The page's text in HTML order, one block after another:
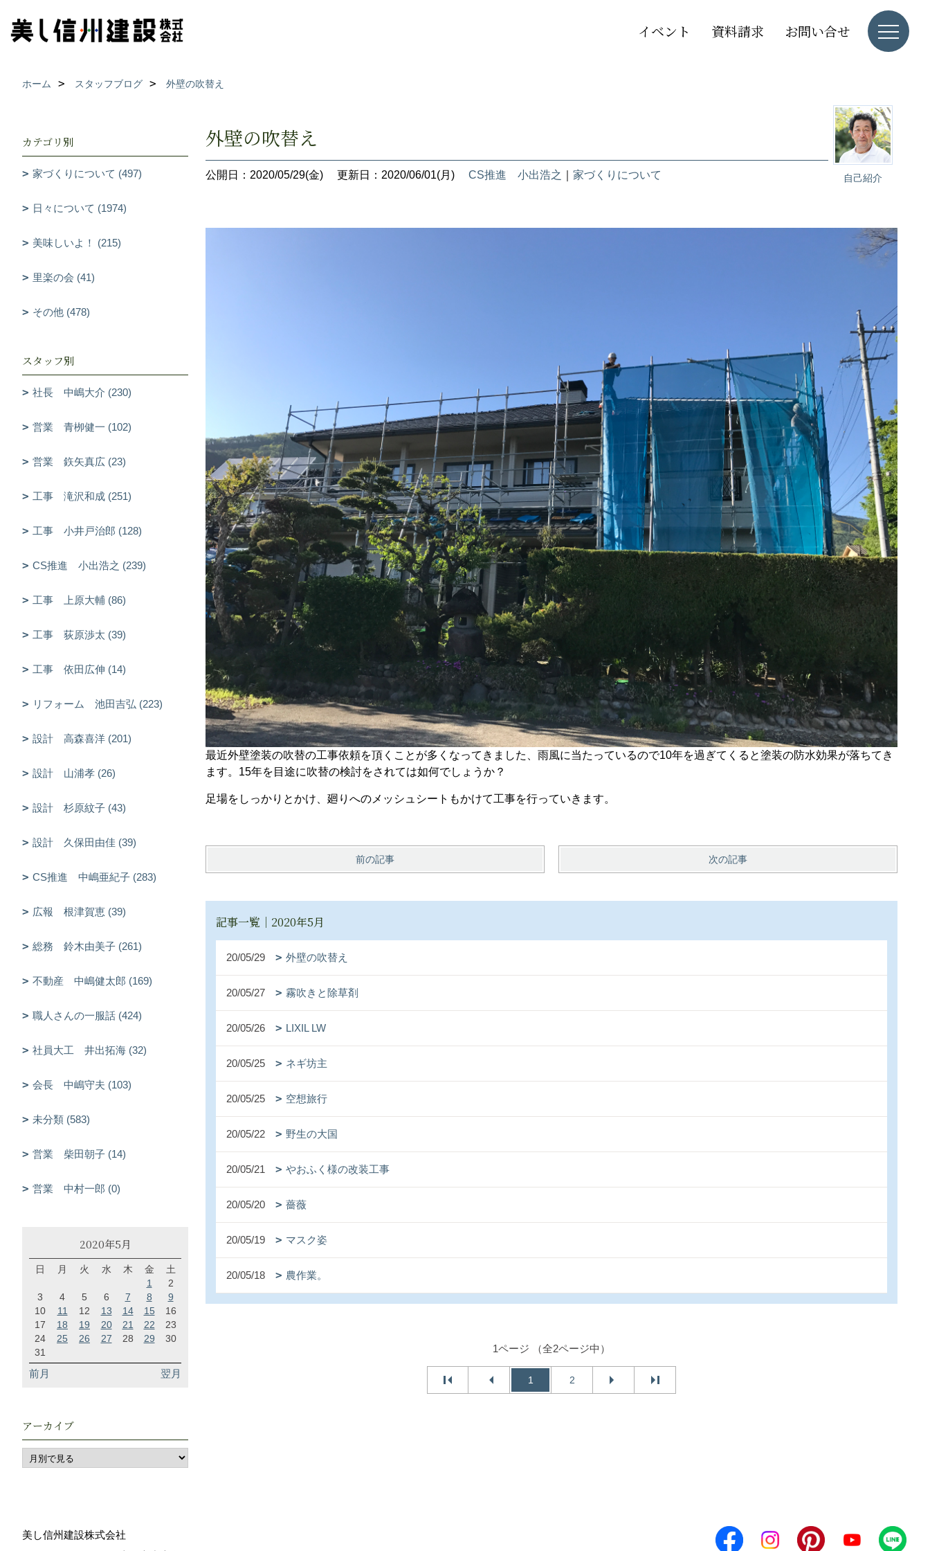
イベント 資料請求 お問い合せ
ホーム スタッフブログ 外壁の吹替え
自己紹介
外壁の吹替え
公開日：2020/05/29(金) 更新日：2020/06/01(月) CS推進 小出浩之 家づくりについて
最近外壁塗装の吹替の工事依頼を頂くことが多くなってきました、雨風に当たっているので10年を過ぎてくると塗装の防水効果が落ちてき
ます。15年を目途に吹替の検討をされては如何でしょうか？
足場をしっかりとかけ、廻りへのメッシュシートもかけて工事を行っていきます。
前の記事 次の記事
記事一覧｜2020年5月
20/05/29 外壁の吹替え
20/05/27 霧吹きと除草剤
20/05/26 LIXIL LW
20/05/25 ネギ坊主
20/05/25 空想旅行
20/05/22 野生の大国
20/05/21 やおふく様の改装工事
20/05/20 薔薇
20/05/19 マスク姿
20/05/18 農作業。
1ページ （全2ページ中）
1 2
カテゴリ別
家づくりについて (497)
日々について (1974)
美味しいよ！ (215)
里楽の会 (41)
その他 (478)
スタッフ別
社長 中嶋大介 (230)
営業 青栁健一 (102)
営業 鉃矢真広 (23)
工事 滝沢和成 (251)
工事 小井戸治郎 (128)
CS推進 小出浩之 (239)
工事 上原大輔 (86)
工事 荻原渉太 (39)
工事 依田広伸 (14)
リフォーム 池田吉弘 (223)
設計 高森喜洋 (201)
設計 山浦孝 (26)
設計 杉原紋子 (43)
設計 久保田由佳 (39)
CS推進 中嶋亜紀子 (283)
広報 根津賀恵 (39)
総務 鈴木由美子 (261)
不動産 中嶋健太郎 (169)
職人さんの一服話 (424)
社員大工 井出拓海 (32)
会長 中嶋守夫 (103)
未分類 (583)
営業 柴田朝子 (14)
営業 中村一郎 (0)
2020年5月
日 月 火 水 木 金
土
1
2
3
4 5 6 7 8
9
10
11 12 13 14 15
16
17
18 19 20 21 22
23
24
25 26 27 28 29
30
31
前月 翌月
アーカイブ
美し信州建設株式会社